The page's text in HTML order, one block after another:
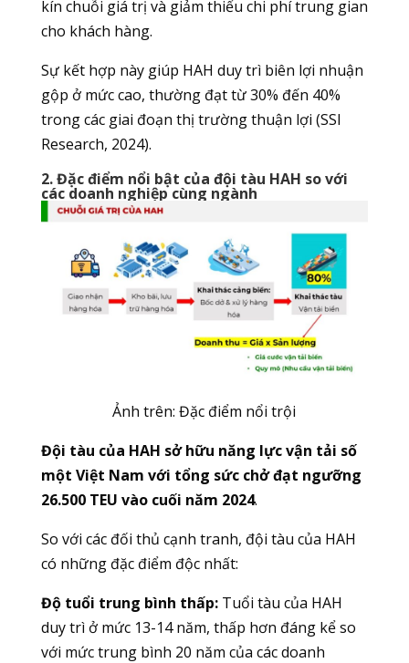
kín chuỗi giá trị và giảm thiểu chi phí trung gian
cho khách hàng.
Sự kết hợp này giúp HAH duy trì biên lợi nhuận
gộp ở mức cao, thường đạt từ 30% đến 40%
trong các giai đoạn thị trường thuận lợi (SSI
Research, 2024).
2. Đặc điểm nổi bật của đội tàu HAH so với
các doanh nghiệp cùng ngành
Ảnh trên: Đặc điểm nổi trội
Đội tàu của HAH sở hữu năng lực vận tải số
một Việt Nam với tổng sức chở đạt ngưỡng
26.500 TEU vào cuối năm 2024.
So với các đối thủ cạnh tranh, đội tàu của HAH
có những đặc điểm độc nhất:
Độ tuổi trung bình thấp:Tuổi tàu của HAH
duy trì ở mức 13-14 năm, thấp hơn đáng kể so
với mức trung bình 20 năm của các doanh